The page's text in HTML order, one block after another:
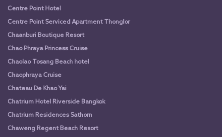
Centre Point Hotel
Centre Point Serviced Apartment Thonglor
Chaanburi Boutique Resort
Chao Phraya Princess Cruise
Chaolao Tosang Beach hotel
Chaophraya Cruise
Chateau De Khao Yai
Chatrium Hotel Riverside Bangkok
Chatrium Residences Sathorn
Chaweng Regent Beach Resort